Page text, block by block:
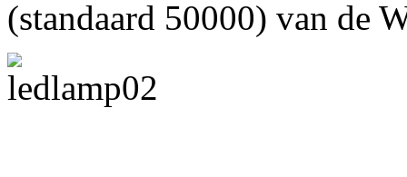
(standaard 50000) van de